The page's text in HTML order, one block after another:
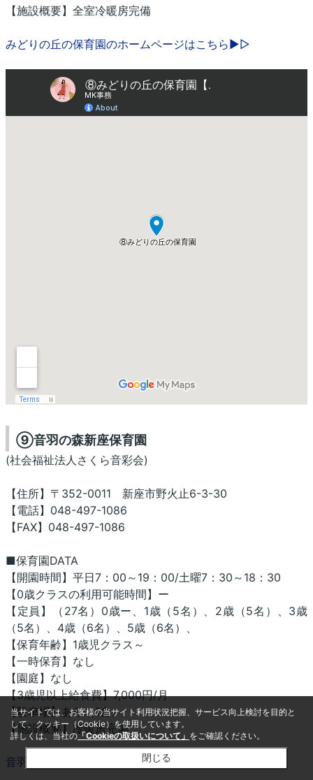
【施設概要】全室冷暖房完備
みどりの丘の保育園のホームページはこちら▶▷
⑨音羽の森新座保育園
(社会福祉法人さくら音彩会)
【住所】〒352-0011 新座市野火止6-3-30
【電話】048-497-1086
【FAX】048-497-1086
■保育園DATA
【開園時間】平日7：00～19：00/土曜7：30～18：30
【0歳クラスの利用可能時間】ー
【定員】（27名）0歳ー、1歳（5名）、2歳（5名）、3歳
（5名）、4歳（6名）、5歳（6名）、
【保育年齢】1歳児クラス～
【一時保育】なし
【園庭】なし
【3歳児以上給食費】7,000円/月
【駐車場】あり（1台）
【施設概要】冷暖房完備
音羽の森新座保育園のホームページはこちら▶▷
当サイトでは、お客様の当サイト利用状況把握、サービス向上検討を目的と
して、クッキー（Cookie）を使用しています。
詳しくは、当社の「Cookieの取扱いについて」 をご確認ください。
閉じる